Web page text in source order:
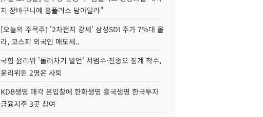
지 장바구니에 홈플러스 담아달라"
[오늘의 주목주] '2차전지 강세' 삼성SDI 주가 7%대 올
라, 코스피 외국인 매도세..
국힘 윤리위 '돌려차기 발언' 서범수·진종오 징계 착수,
윤리위원 2명은 사퇴
KDB생명 매각 본입찰에 한화생명 흥국생명 한국투자
금융지주 3곳 참여